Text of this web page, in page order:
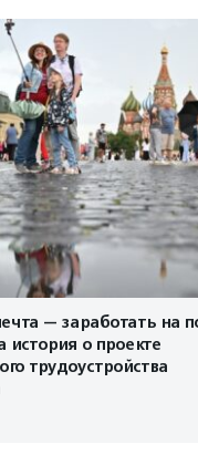
— заработать на
история о проекте
трудоустройства